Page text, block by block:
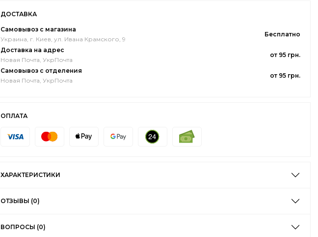
ДОСТАВКА
Самовывоз с магазина
Украина, г. Киев, ул. Ивана Крамского, 9
Бесплатно
Доставка на адрес
Новая Почта, УкрПочта
от 95 грн.
Самовывоз с отделения
Новая Почта, УкрПочта
от 95 грн.
ОПЛАТА
ХАРАКТЕРИСТИКИ
ОТЗЫВЫ (0)
ВОПРОСЫ (0)